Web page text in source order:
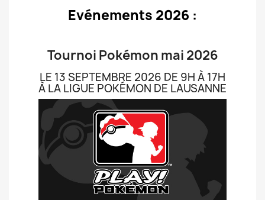
Evénements 2026 :
Tournoi Pokémon mai 2026
LE 13 SEPTEMBRE 2026 DE 9H À 17H
À LA LIGUE POKÉMON DE LAUSANNE